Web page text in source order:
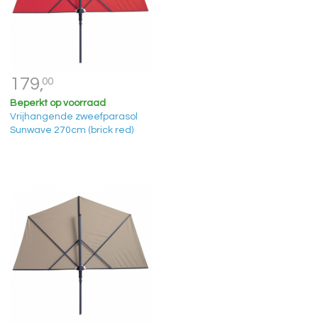
179,00
Beperkt op voorraad
Vrijhangende zweefparasol
Sunwave 270cm (brick red)